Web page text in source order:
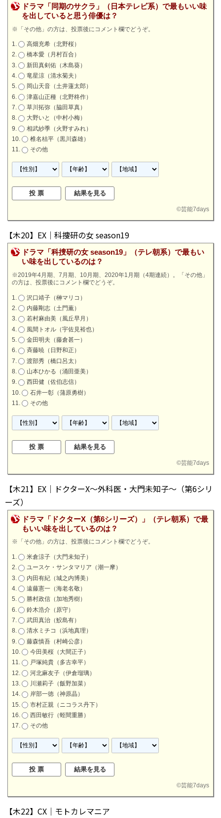
ドラマ「同期のサクラ」（日本テレビ系）で最もいい味
を出していると思う俳優は？
※「その他」の方は、投票後にコメント欄でどうぞ。
高畑充希（北野桜）
橋本愛（月村百合）
新田真剣佑（木島葵）
竜星涼（清水菊夫）
岡山天音（土井蓮太郎）
津嘉山正種（北野柊作）
草川拓弥（脇田草真）
大野いと（中村小梅）
相武紗季（火野すみれ）
椎名桔平（黒川森雄）
その他
©芸能7days
【木20】EX｜科捜研の女 season19
ドラマ「科捜研の女 season19」（テレ朝系）で最もい
い味を出しているのは？
※2019年4月期、7月期、10月期、2020年1月期（4期連続）。「その他」
の方は、投票後にコメント欄でどうぞ。
沢口靖子（榊マリコ）
内藤剛志（土門薫）
若村麻由美（風丘早月）
風間トオル（宇佐見裕也）
金田明夫（藤倉甚一）
斉藤暁（日野和正）
渡部秀（橋口呂太）
山本ひかる（涌田亜美）
西田健（佐伯志信）
石井一彰（蒲原勇樹）
その他
©芸能7days
【木21】EX｜ドクターX～外科医・大門未知子～（第6シリ
ーズ）
ドラマ「ドクターX（第6シリーズ）」（テレ朝系）で最
もいい味を出しているのは？
※「その他」の方は、投票後にコメント欄でどうぞ。
米倉涼子（大門未知子）
ユースケ・サンタマリア（潮一摩）
内田有紀（城之内博美）
遠藤憲一（海老名敬）
勝村政信（加地秀樹）
鈴木浩介（原守）
武田真治（鮫島有）
清水ミチコ（浜地真理）
藤森慎吾（村崎公彦）
今田美桜（大間正子）
戸塚純貴（多古幸平）
河北麻友子（伊倉瑠璃）
川瀬莉子（飯野加菜）
岸部一徳（神原晶）
市村正親（ニコラス丹下）
西田敏行（蛭間重勝）
その他
©芸能7days
【木22】CX｜モトカレマニア